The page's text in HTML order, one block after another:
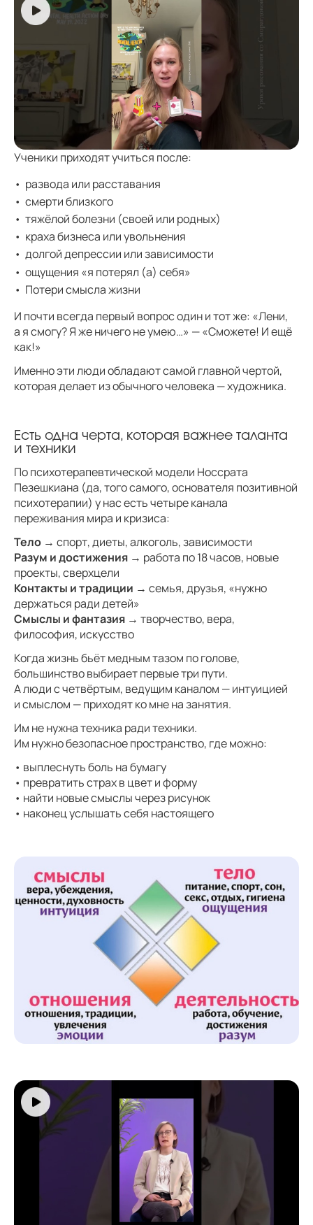
Ученики приходят учиться после:
развода или расставания
смерти близкого
тяжёлой болезни (своей или родных)
краха бизнеса или увольнения
долгой депрессии или зависимости
ощущения «я потерял (а) себя»
Потери смысла жизни
И почти всегда первый вопрос один и тот же: «Лени,
а я смогу? Я же ничего не умею…» — «Сможете! И ещё
как!»
Именно эти люди обладают самой главной чертой,
которая делает из обычного человека — художника.
Есть одна черта, которая важнее таланта
и техники
По психотерапевтической модели Носсрата
Пезешкиана (да, того самого, основателя позитивной
психотерапии) у нас есть четыре канала
переживания мира и кризиса:
Тело → спорт, диеты, алкоголь, зависимости
Разум и достижения → работа по 18 часов, новые
проекты, сверхцели
Контакты и традиции → семья, друзья, «нужно
держаться ради детей»
Смыслы и фантазия → творчество, вера,
философия, искусство
Когда жизнь бьёт медным тазом по голове,
большинство выбирает первые три пути.
А люди с четвёртым, ведущим каналом — интуицией
и смыслом — приходят ко мне на занятия.
Им не нужна техника ради техники.
Им нужно безопасное пространство, где можно:
• выплеснуть боль на бумагу
• превратить страх в цвет и форму
• найти новые смыслы через рисунок
• наконец услышать себя настоящего